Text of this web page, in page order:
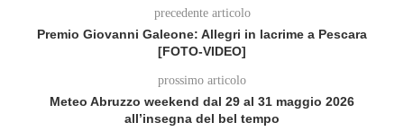
precedente articolo
Premio Giovanni Galeone: Allegri in lacrime a Pescara
[FOTO-VIDEO]
prossimo articolo
Meteo Abruzzo weekend dal 29 al 31 maggio 2026
all’insegna del bel tempo